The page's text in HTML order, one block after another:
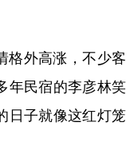
外高涨，不少客
年民宿的李彦林笑
日子就像这红灯笼